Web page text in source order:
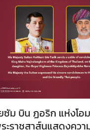
ม บิน ฏอริก แห่งโอ
ราชสาส์นแสดงควา